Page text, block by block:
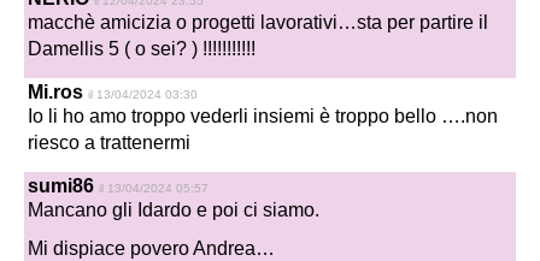
macchè amicizia o progetti lavorativi…sta per partire il
Damellis 5 ( o sei? ) !!!!!!!!!!!
Mi.ros il 13/04/2024 03:30
Io li ho amo troppo vederli insiemi è troppo bello ….non
riesco a trattenermi
sumi86 il 13/04/2024 05:57
Mancano gli Idardo e poi ci siamo.
Mi dispiace povero Andrea…